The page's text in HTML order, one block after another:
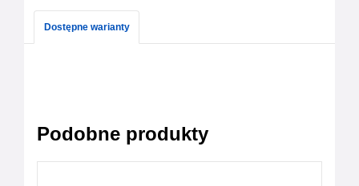
Dostępne warianty
Podobne produkty